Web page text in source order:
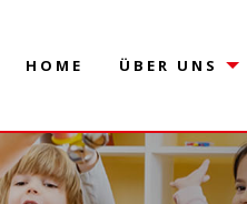
HOME ÜBER UNS